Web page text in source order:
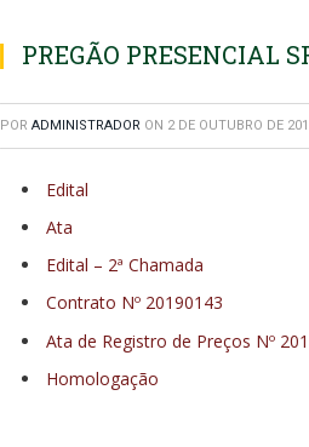
PREGÃO PRESENCIAL
POR ADMINISTRADOR ON 2 DE OUTUBRO DE
Edital
Ata
Edital – 2ª Chamada
Contrato Nº 20190143
Ata de Registro de Preços Nº
Homologação